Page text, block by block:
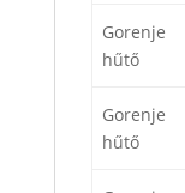
Gorenje
hűtő
Gorenje
hűtő